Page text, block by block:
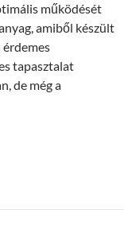
működését
amiből készült
érdemes
tapasztalat
de még a
radiátor?